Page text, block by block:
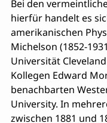
Bei den
hierfür handelt es
amerikanischen
Michelson (1852-
Universität
Kollegen Edward
benachbarten
University. In
zwischen 1881 und